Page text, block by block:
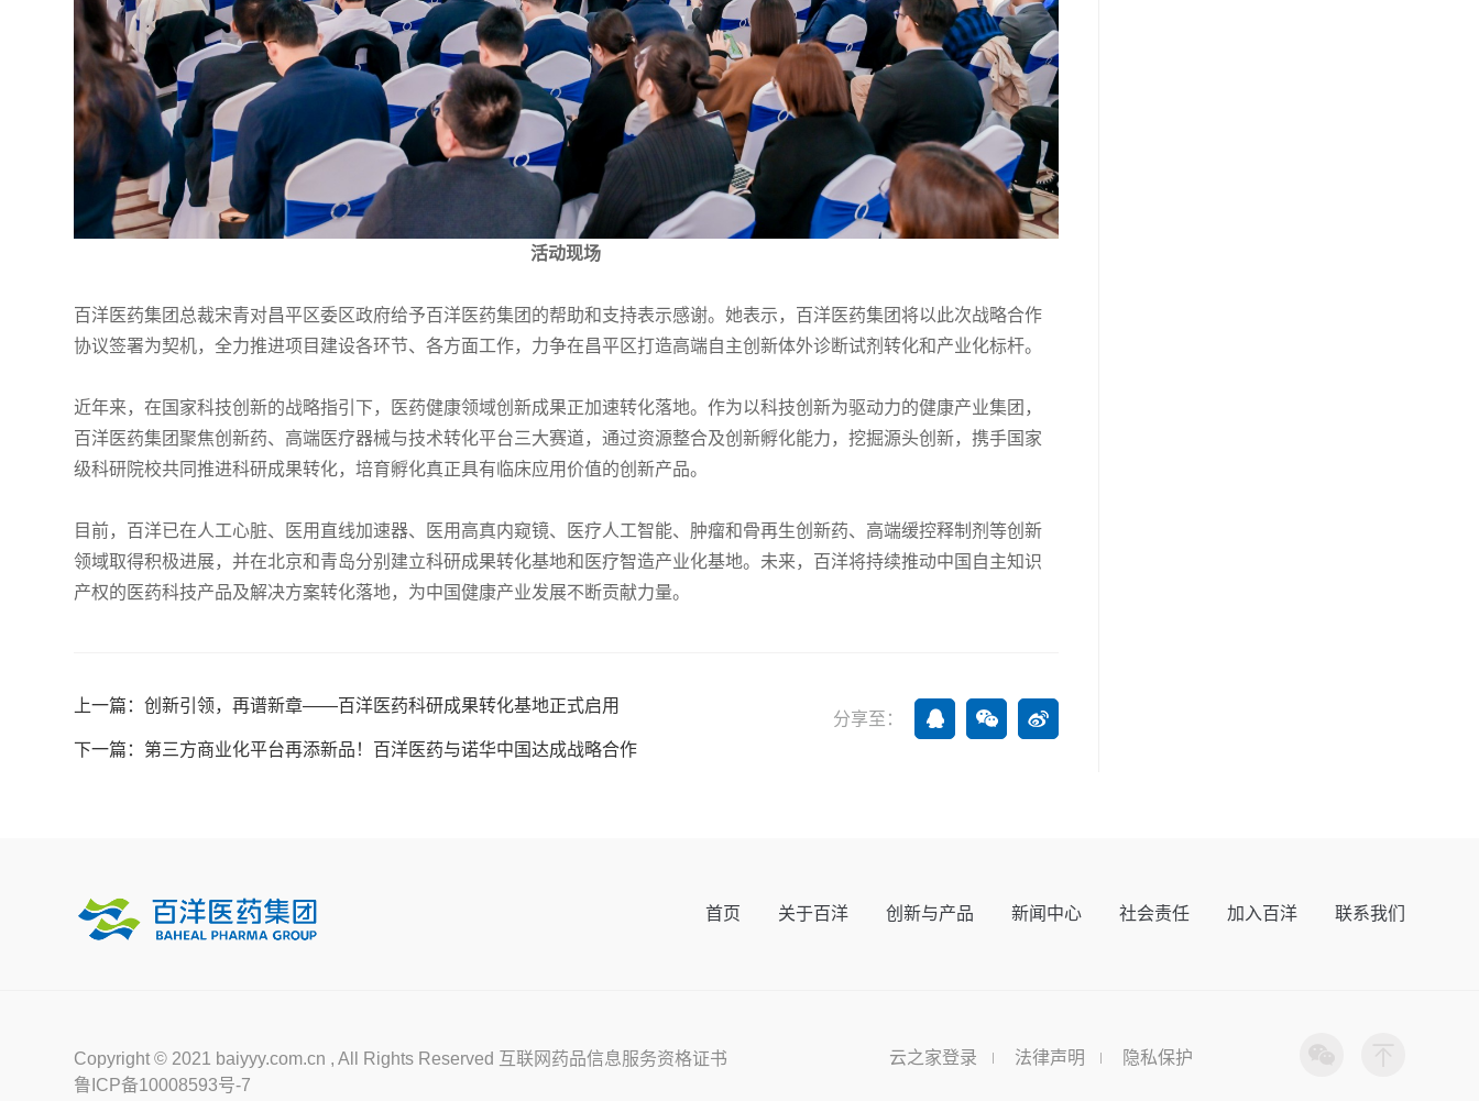
活动现场
百洋医药集团总裁宋青对昌平区委区政府给予百洋医药集团的帮助和支持表示感谢。她表示，百洋医药集团将以此次战略合作
协议签署为契机，全力推进项目建设各环节、各方面工作，力争在昌平区打造高端自主创新体外诊断试剂转化和产业化标杆。
近年来，在国家科技创新的战略指引下，医药健康领域创新成果正加速转化落地。作为以科技创新为驱动力的健康产业集团，
百洋医药集团聚焦创新药、高端医疗器械与技术转化平台三大赛道，通过资源整合及创新孵化能力，挖掘源头创新，携手国家
级科研院校共同推进科研成果转化，培育孵化真正具有临床应用价值的创新产品。
目前，百洋已在人工心脏、医用直线加速器、医用高真内窥镜、医疗人工智能、肿瘤和骨再生创新药、高端缓控释制剂等创新
领域取得积极进展，并在北京和青岛分别建立科研成果转化基地和医疗智造产业化基地。未来，百洋将持续推动中国自主知识
产权的医药科技产品及解决方案转化落地，为中国健康产业发展不断贡献力量。
上一篇：创新引领，再谱新章——百洋医药科研成果转化基地正式启用
下一篇：第三方商业化平台再添新品！百洋医药与诺华中国达成战略合作
分享至：
首页 关于百洋 创新与产品 新闻中心 社会责任 加入百洋 联系我们
Copyright © 2021 baiyyy.com.cn , All Rights Reserved 互联网药品信息服务资格证书
鲁ICP备10008593号-7
云之家登录 法律声明 隐私保护